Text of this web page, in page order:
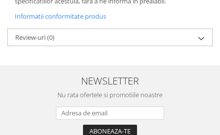
Informatii conformitate produs
Review-uri(0)
NEWSLETTER
Nu rata ofertele si promotiile noastre